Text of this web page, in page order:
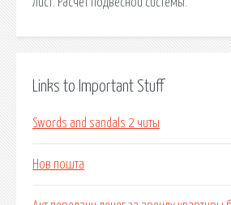
Links to Important Stuff
Swords and sandals 2 читы
Нов пошта